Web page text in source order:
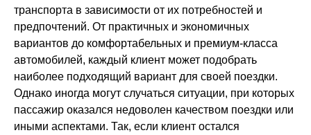
транспорта в зависимости от их потребностей и
предпочтений. От практичных и экономичных
вариантов до комфортабельных и премиум-класса
автомобилей, каждый клиент может подобрать
наиболее подходящий вариант для своей поездки.
Однако иногда могут случаться ситуации, при которых
пассажир оказался недоволен качеством поездки или
иными аспектами. Так, если клиент остался